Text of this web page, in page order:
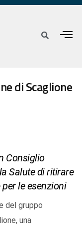
di Scaglione
Consiglio
Salute di ritirare
le esenzioni
del gruppo
una